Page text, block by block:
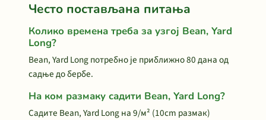
Често постављана питања
Колико времена треба за узгој Bean, Yard
Long?
Bean, Yard Long потребно је приближно 80 дана од
садње до бербе.
На ком размаку садити Bean, Yard Long?
Садите Bean, Yard Long на 9/м² (10cm размак)